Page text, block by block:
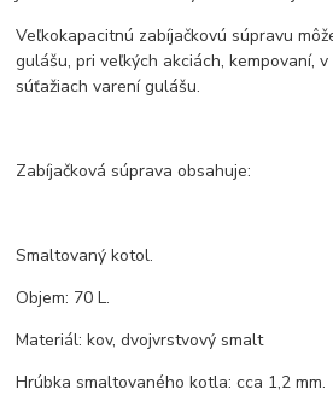
Veľkokapacitnú zabíjačkovú súpravu
gulášu, pri veľkých akciách, kempovaní,
súťažiach varení gulášu.
Zabíjačková súprava obsahuje:
Smaltovaný kotol.
Objem: 70 L.
Materiál: kov, dvojvrstvový smalt
Hrúbka smaltovaného kotla: cca 1,2 mm.